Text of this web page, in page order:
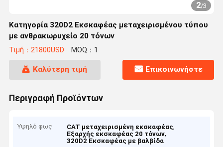
2/3
Κατηγορία 320D2 Εκσκαφέας μεταχειρισμένου τύπου
με ανθρακωρυχείο 20 τόνων
Τιμή：21800USD MOQ：1
Καλύτερη τιμή Επικοινωνήστε
Περιγραφή Προϊόντων
Υψηλό φως CAT μεταχειρισμένη εκσκαφέας,
Εξαρχής εκσκαφέας 20 τόνων,
320D2 Εκσκαφέας με βαλβίδα